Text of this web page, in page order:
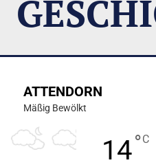
ATTENDORN
Mäßig Bewölkt
14°C